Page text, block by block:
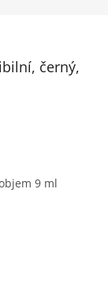
černý,
9 ml